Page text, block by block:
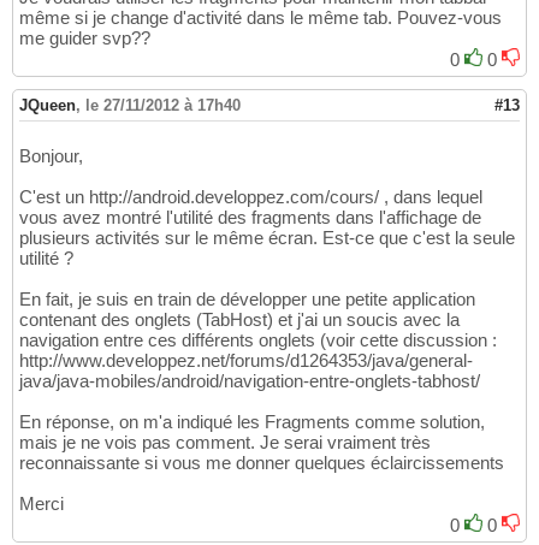
même si je change d'activité dans le même tab. Pouvez-vous
me guider svp??
0
0
JQueen, le 27/11/2012 à 17h40 #13
Bonjour,
C'est un http://android.developpez.com/cours/ , dans lequel
vous avez montré l'utilité des fragments dans l'affichage de
plusieurs activités sur le même écran. Est-ce que c'est la seule
utilité ?
En fait, je suis en train de développer une petite application
contenant des onglets (TabHost) et j'ai un soucis avec la
navigation entre ces différents onglets (voir cette discussion :
http://www.developpez.net/forums/d1264353/java/general-
java/java-mobiles/android/navigation-entre-onglets-tabhost/
En réponse, on m'a indiqué les Fragments comme solution,
mais je ne vois pas comment. Je serai vraiment très
reconnaissante si vous me donner quelques éclaircissements
Merci
0
0